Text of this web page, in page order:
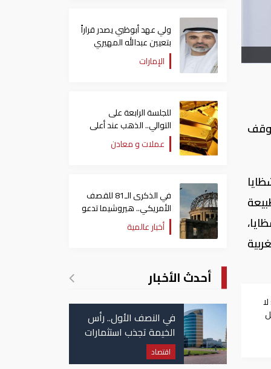
وقف
ولي عهد أبوظبي يصدر قراراً
بتعيين عبدالله المهيري
رئيسا لـ"أبوظبي للتراث"
الإمارات
للجلسة الرابعة على
التوالي.. الذهب عند أعلى
مستوياته منذ شهرين
عملات و معادن
في الذكرى الـ81 للقصف
الأمريكي.. هيروشيما تدعو
العالم لإلغاء الأسلحة
النووية
أخبار عالمية
أحدث الأخبار
في النصف الأول.. رأس
الخيمة تجذب استثمارات
تتجاوز 771 مليون درهم
اقتصاد